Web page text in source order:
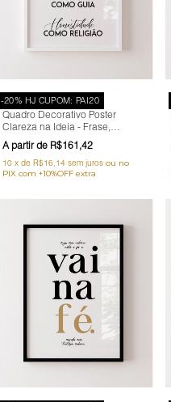
-20% HJ CUPOM: PAI20
Quadro Decorativo Poster
Clareza na Ideia - Frase,
Música, Emicida
R$161,42
10 xdeR$16,14 sem juros